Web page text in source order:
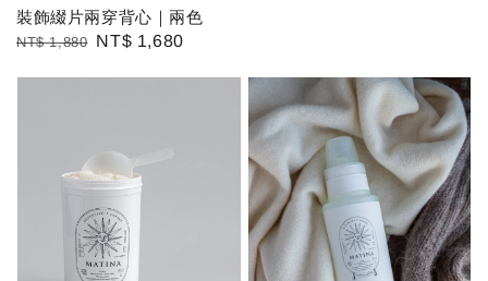
裝飾綴片兩穿背心｜兩色
Regular
NT$ 1,880 Sale
NT$ 1,680